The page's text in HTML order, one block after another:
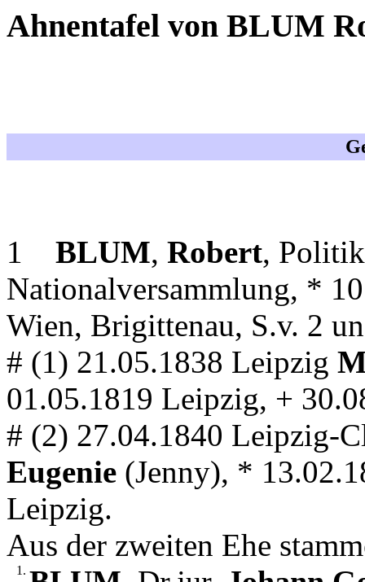
Ahnentafel von BLUM
1 BLUM, Robert,
Nationalversammlung, *
Wien, Brigittenau, S.v. 2
# (1) 21.05.1838 Leipzig
01.05.1819 Leipzig, +
# (2) 27.04.1840 Leipzig-
Eugenie (Jenny), *
Leipzig.
Aus der zweiten Ehe
1.